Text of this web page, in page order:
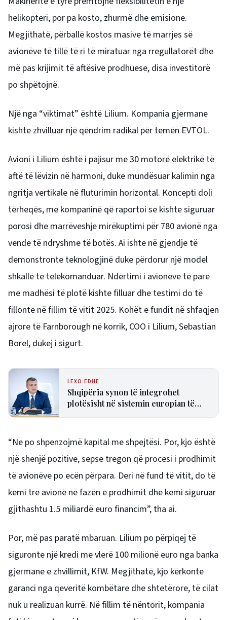
helikopteri, por pa kosto, zhurmë dhe emisione.
Megjithatë, përballë kostos masive të marrjes së
avionëve të tillë të ri të miratuar nga rregullatorët dhe
më pas krijimit të aftësive prodhuese, disa investitorë
po shpëtojnë.
Një nga “viktimat” është Lilium. Kompania gjermane
kishte zhvilluar një qëndrim radikal për temën EVTOL.
Avioni i Lilium është i pajisur me 30 motorë elektrikë të
aftë të lëvizin në harmoni, duke mundësuar kalimin nga
ngritja vertikale në fluturimin horizontal. Koncepti doli
tërheqës, me kompaninë që raportoi se kishte siguruar
porosi dhe marrëveshje mirëkuptimi për 780 avionë nga
vende të ndryshme të botës. Ai ishte në gjendje të
demonstronte teknologjinë duke përdorur një model
shkallë të telekomanduar. Ndërtimi i avionëve të parë
me madhësi të plotë kishte filluar dhe testimi do të
fillonte në fillim të vitit 2025. Kohët e fundit në shfaqjen
ajrore të Farnborough në korrik, COO i Lilium, Sebastian
Borel, dukej i sigurt.
LEXO EDHE
Shqipëria synon të integrohet
plotësisht në sistemin europian të
“Ne po shpenzojmë kapital me shpejtësi. Por, kjo është
një shenjë pozitive, sepse tregon që procesi i prodhimit
të avionëve po ecën përpara. Deri në fund të vitit, do të
kemi tre avionë në fazën e prodhimit dhe kemi siguruar
gjithashtu 1.5 miliardë euro financim”, tha ai.
Por, më pas paratë mbaruan. Lilium po përpiqej të
siguronte një kredi me vlerë 100 milionë euro nga banka
gjermane e zhvillimit, KfW. Megjithatë, kjo kërkonte
garanci nga qeveritë kombëtare dhe shtetërore, të cilat
nuk u realizuan kurrë. Në fillim të nëntorit, kompania